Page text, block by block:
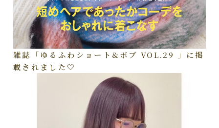
雑誌「ゆるふわショート&ボブ VOL.29 」に掲
載されました🤍